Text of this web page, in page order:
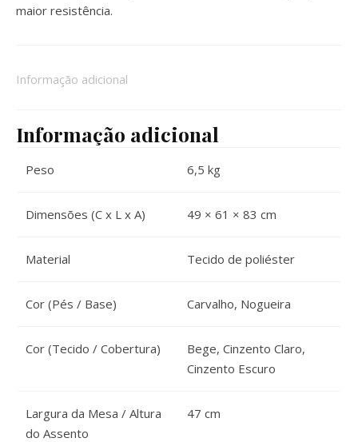
maior resistência.
Informação adicional
Informação adicional
Peso 6,5 kg
Dimensões (C x L x A) 49 × 61 × 83 cm
Material Tecido de poliéster
Cor (Pés / Base) Carvalho, Nogueira
Cor (Tecido / Cobertura)
Bege, Cinzento Claro,
Cinzento Escuro
Largura da Mesa / Altura
do Assento
47 cm